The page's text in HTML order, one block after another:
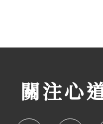
關注心